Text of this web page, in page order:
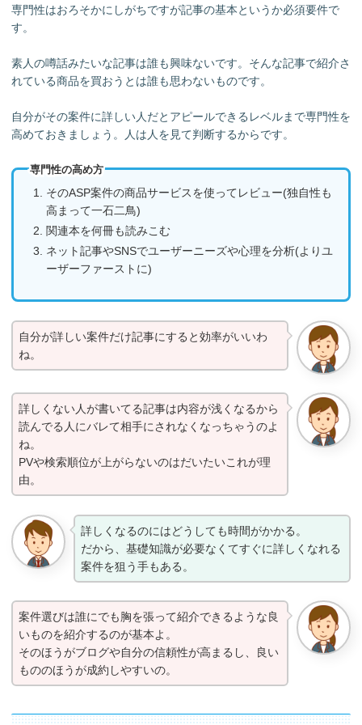
専門性はおろそかにしがちですが記事の基本というか必須要件で
す。
素人の噂話みたいな記事は誰も興味ないです。そんな記事で紹介さ
れている商品を買おうとは誰も思わないものです。
自分がその案件に詳しい人だとアピールできるレベルまで専門性を
高めておきましょう。人は人を見て判断するからです。
専門性の高め方
そのASP案件の商品サービスを使ってレビュー(独自性も
高まって一石二鳥)
関連本を何冊も読みこむ
ネット記事やSNSでユーザーニーズや心理を分析(よりユ
ーザーファーストに)
自分が詳しい案件だけ記事にすると効率がいいわ
ね。
詳しくない人が書いてる記事は内容が浅くなるから
読んでる人にバレて相手にされなくなっちゃうのよ
ね。
PVや検索順位が上がらないのはだいたいこれが理
由。
詳しくなるのにはどうしても時間がかかる。
だから、基礎知識が必要なくてすぐに詳しくなれる
案件を狙う手もある。
案件選びは誰にでも胸を張って紹介できるような良
いものを紹介するのが基本よ。
そのほうがブログや自分の信頼性が高まるし、良い
もののほうが成約しやすいの。